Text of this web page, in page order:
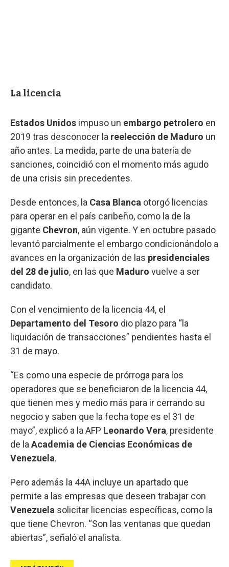
La licencia
Estados Unidos impuso un embargo petrolero en
2019 tras desconocer la reelección de Maduro un
año antes. La medida, parte de una batería de
sanciones, coincidió con el momento más agudo
de una crisis sin precedentes.
Desde entonces, la Casa Blanca otorgó licencias
para operar en el país caribeño, como la de la
gigante Chevron, aún vigente. Y en octubre pasado
levantó parcialmente el embargo condicionándolo a
avances en la organización de las presidenciales
del 28 de julio, en las que Maduro vuelve a ser
candidato.
Con el vencimiento de la licencia 44, el
Departamento del Tesoro dio plazo para “la
liquidación de transacciones” pendientes hasta el
31 de mayo.
“Es como una especie de prórroga para los
operadores que se beneficiaron de la licencia 44,
que tienen mes y medio más para ir cerrando su
negocio y saben que la fecha tope es el 31 de
mayo”, explicó a la AFP Leonardo Vera, presidente
de la Academia de Ciencias Económicas de
Venezuela.
Pero además la 44A incluye un apartado que
permite a las empresas que deseen trabajar con
Venezuela solicitar licencias específicas, como la
que tiene Chevron. “Son las ventanas que quedan
abiertas”, señaló el analista.